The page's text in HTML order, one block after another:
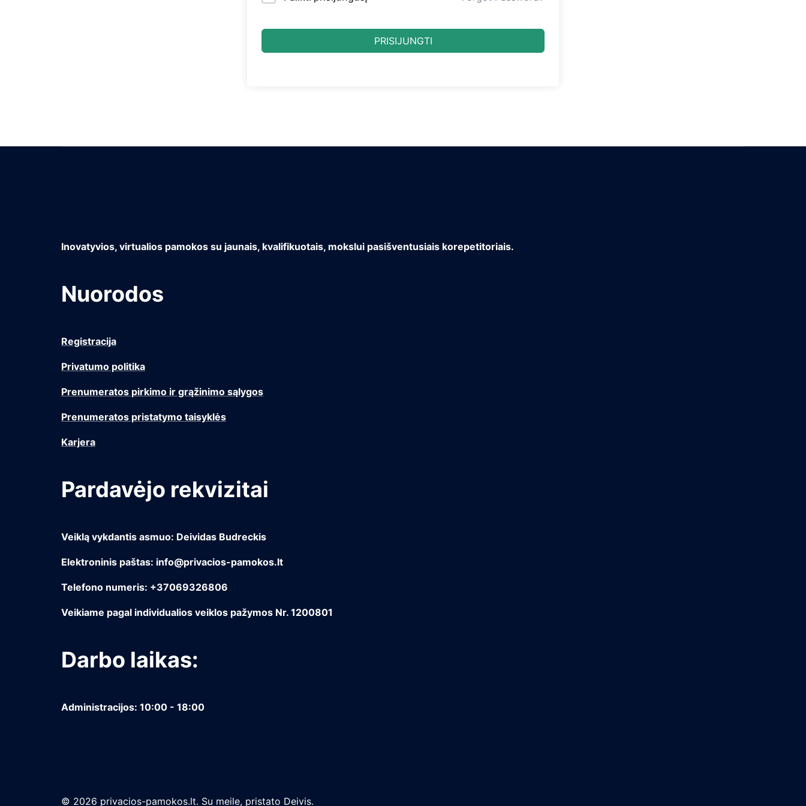
PRISIJUNGTI
Inovatyvios, virtualios pamokos su jaunais, kvalifikuotais, mokslui pasišventusiais korepetitoriais.
Nuorodos
Registracija
Privatumo politika
Prenumeratos pirkimo ir grąžinimo sąlygos
Prenumeratos pristatymo taisyklės
Karjera
Pardavėjo rekvizitai
Veiklą vykdantis asmuo: Deividas Budreckis
Elektroninis paštas: info@privacios-pamokos.lt
Telefono numeris: +37069326806
Veikiame pagal individualios veiklos pažymos Nr. 1200801
Darbo laikas:
Administracijos: 10:00 - 18:00
© 2026 privacios-pamokos.lt. Su meile, pristato Deivis.